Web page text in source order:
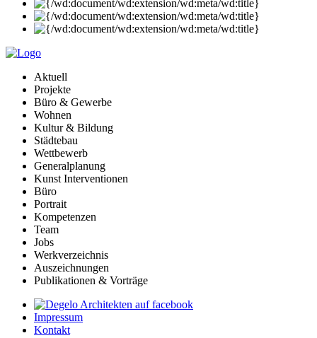
Aktuell
Projekte
Büro & Gewerbe
Wohnen
Kultur & Bildung
Städtebau
Wettbewerb
Generalplanung
Kunst Interventionen
Büro
Portrait
Kompetenzen
Team
Jobs
Werkverzeichnis
Auszeichnungen
Publikationen & Vorträge
Impressum
Kontakt